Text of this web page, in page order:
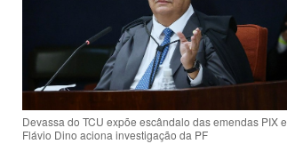
Devassa do TCU expõe escândalo das emendas PIX e
Flávio Dino aciona investigação da PF